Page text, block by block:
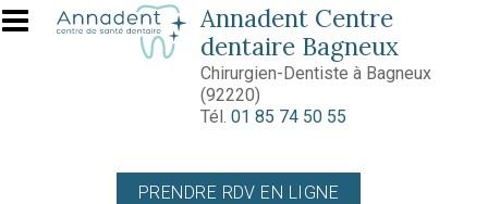
Aller au contenu principal
Annadent Centre
dentaire Bagneux
Chirurgien-Dentiste à Bagneux
(92220)
Tél. 01 85 74 50 55
PRENDRE RDV EN LIGNE